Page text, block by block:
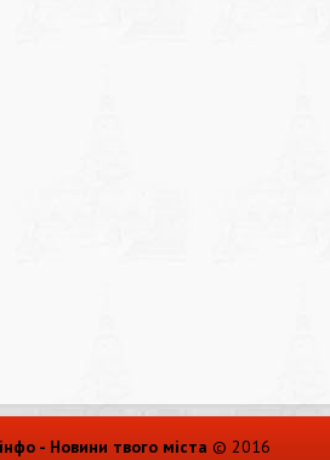
- Новини твого міста © 2016